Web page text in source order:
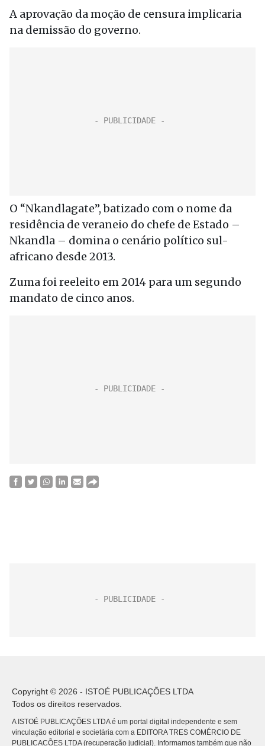
A aprovação da moção de censura implicaria
na demissão do governo.
O “Nkandlagate”, batizado com o nome da
residência de veraneio do chefe de Estado –
Nkandla – domina o cenário político sul-
africano desde 2013.
Zuma foi reeleito em 2014 para um segundo
mandato de cinco anos.
Copyright © 2026 - ISTOÉ PUBLICAÇÕES LTDA
Todos os direitos reservados.
A ISTOÉ PUBLICAÇÕES LTDA é um portal digital independente e sem
vinculação editorial e societária com a EDITORA TRES COMÉRCIO DE
PUBLICACÕES LTDA (recuperação judicial). Informamos também que não